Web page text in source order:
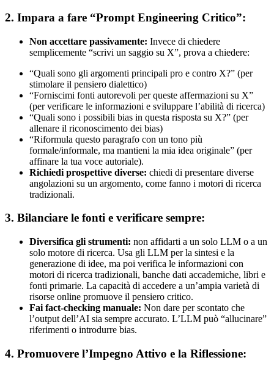
2. Impara a fare “Prompt Engineering Critico”:
Non accettare passivamente: Invece di chiedere
semplicemente “scrivi un saggio su X”, prova a chiedere:
“Quali sono gli argomenti principali pro e contro X?” (per
stimolare il pensiero dialettico)
“Forniscimi fonti autorevoli per queste affermazioni su X”
(per verificare le informazioni e sviluppare l’abilità di ricerca)
“Quali sono i possibili bias in questa risposta su X?” (per
allenare il riconoscimento dei bias)
“Riformula questo paragrafo con un tono più
formale/informale, ma mantieni la mia idea originale” (per
affinare la tua voce autoriale).
Richiedi prospettive diverse: chiedi di presentare diverse
angolazioni su un argomento, come fanno i motori di ricerca
tradizionali.
3. Bilanciare le fonti e verificare sempre:
Diversifica gli strumenti: non affidarti a un solo LLM o a un
solo motore di ricerca. Usa gli LLM per la sintesi e la
generazione di idee, ma poi verifica le informazioni con
motori di ricerca tradizionali, banche dati accademiche, libri e
fonti primarie. La capacità di accedere a un’ampia varietà di
risorse online promuove il pensiero critico.
Fai fact-checking manuale: Non dare per scontato che
l’output dell’AI sia sempre accurato. L’LLM può “allucinare”
riferimenti o introdurre bias.
4. Promuovere l’Impegno Attivo e la Riflessione: